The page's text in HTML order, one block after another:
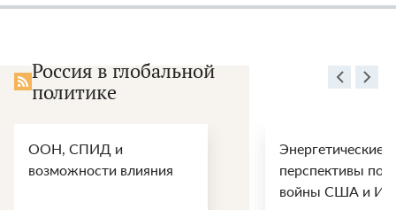
Россия в глобальной
политике
ООН, СПИД и
возможности влияния
Энергетические
перспективы
войны США и